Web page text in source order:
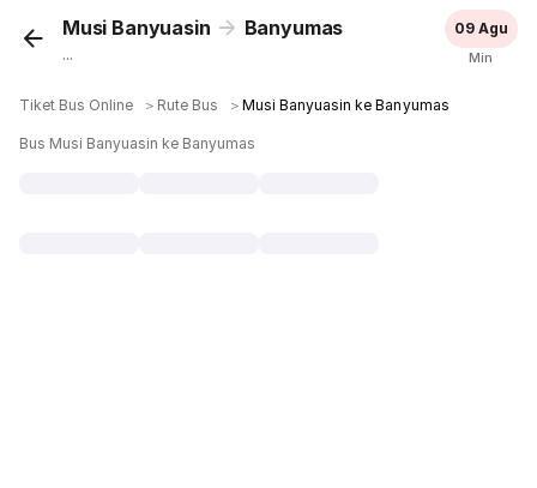
Musi Banyuasin Banyumas
...
09 Agu
Min
Tiket Bus Online ＞ Rute Bus ＞Musi Banyuasin ke Banyumas
Bus Musi Banyuasin ke Banyumas